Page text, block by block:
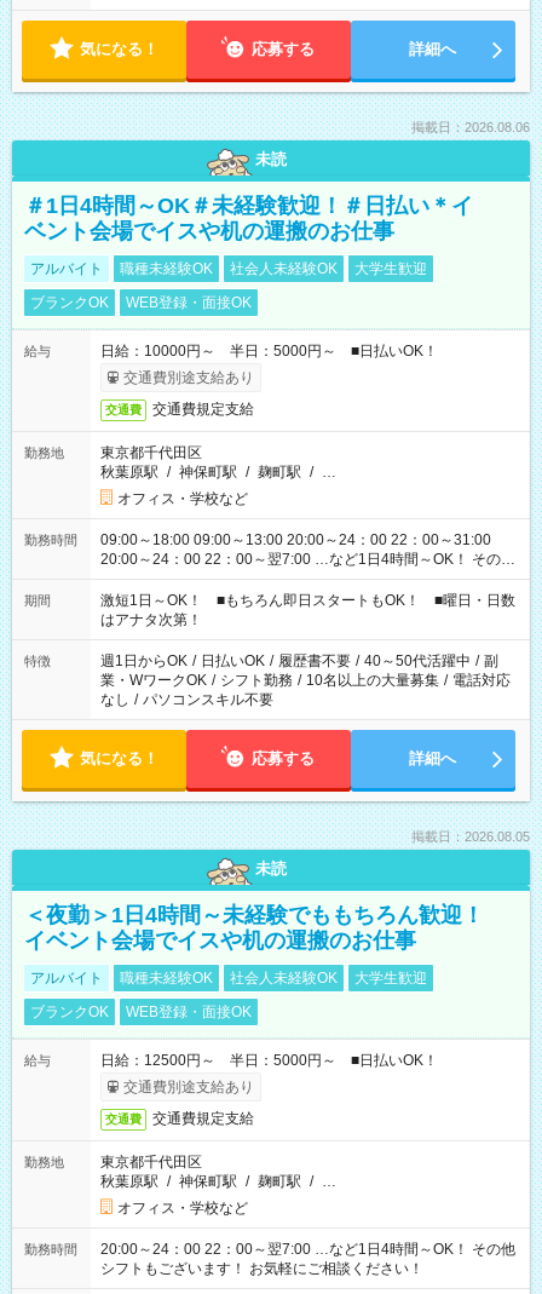
気になる！ 応募する 詳細へ
掲載日：2026.08.06
未読
＃1日4時間～OK＃未経験歓迎！＃日払い＊イ
ベント会場でイスや机の運搬のお仕事
アルバイト 職種未経験OK 社会人未経験OK
大学生歓迎
ブランクOK
WEB登録・面接OK
給与
日給：10000円～ 半日：5000円～ ■日払いOK！
交通費別途支給あり
交通費 交通費規定支給
勤務地
東京都千代田区
秋葉原駅 / 神保町駅 / 麹町駅 / …
オフィス・学校など
勤務時間
09:00～18:00 09:00～13:00 20:00～24：00 22：00～31:00
20:00～24：00 22：00～翌7:00 …など1日4時間～OK！ その他
シフトもございます！ お気軽にご相談ください！
期間
激短1日～OK！ ■もちろん即日スタートもOK！ ■曜日・日数
はアナタ次第！
特徴 週1日からOK / 日払いOK / 履歴書不要 / 40～50代活躍中 / 副
業・WワークOK / シフト勤務 / 10名以上の大量募集 / 電話対応
なし / パソコンスキル不要
気になる！ 応募する 詳細へ
掲載日：2026.08.05
未読
＜夜勤＞1日4時間～未経験でももちろん歓迎！
イベント会場でイスや机の運搬のお仕事
アルバイト 職種未経験OK 社会人未経験OK
大学生歓迎
ブランクOK
WEB登録・面接OK
給与
日給：12500円～ 半日：5000円～ ■日払いOK！
交通費別途支給あり
交通費 交通費規定支給
勤務地
東京都千代田区
秋葉原駅 / 神保町駅 / 麹町駅 / …
オフィス・学校など
勤務時間
20:00～24：00 22：00～翌7:00 …など1日4時間～OK！ その他
シフトもございます！ お気軽にご相談ください！